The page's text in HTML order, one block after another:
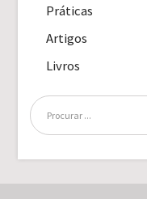
Práticas
Artigos
Livros